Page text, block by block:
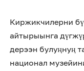
Киржикчилерни
айтырыынга
дерээн булуңнуң
национал